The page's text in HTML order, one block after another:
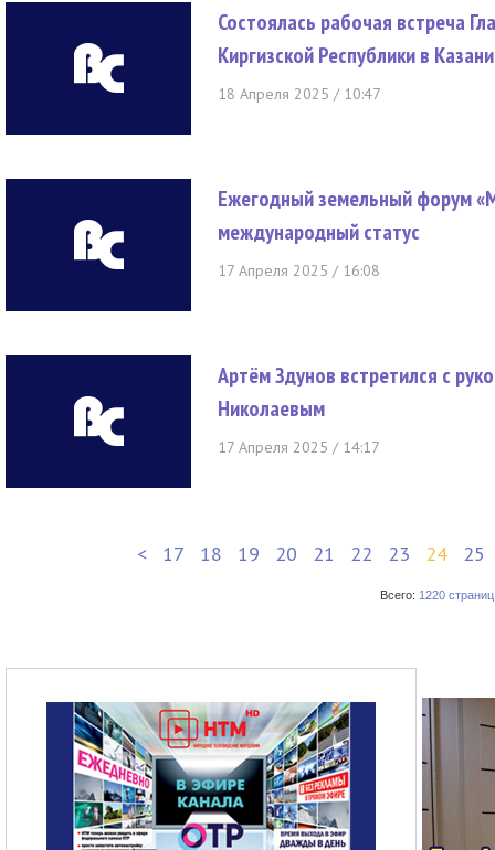
Состоялась рабочая встреча
Киргизской Республики в
18 Апреля 2025 / 10:47
Ежегодный земельный форум
международный статус
17 Апреля 2025 / 16:08
Артём Здунов встретился с
Николаевым
17 Апреля 2025 / 14:17
< 17 18 19 20 21 22 23 24 25
Всего: 1220 страниц